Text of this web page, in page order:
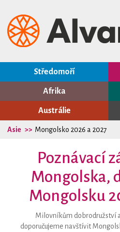
Středomoří
Afrika
Austrálie
Asie Mongolsko 2026 a 2027
Poznávací
Mongolska,
Mongolsku
Milovníkům dobrodružství
doporučujeme navštívit